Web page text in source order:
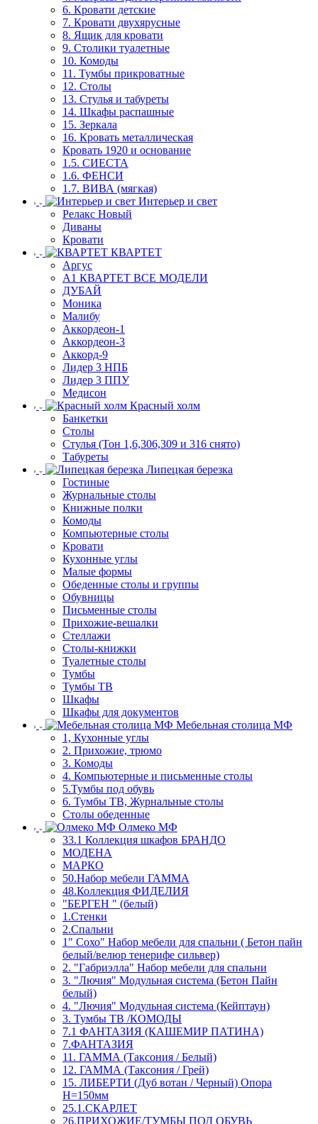
6. Кровати детские
7. Кровати двухярусные
8. Ящик для кровати
9. Столики туалетные
10. Комоды
11. Тумбы прикроватные
12. Столы
13. Стулья и табуреты
14. Шкафы распашные
15. Зеркала
16. Кровать металлическая
Кровать 1920 и основание
1.5. СИЕСТА
1.6. ФЕНСИ
1.7. ВИВА (мягкая)
Интерьер и свет
Релакс Новый
Диваны
Кровати
КВАРТЕТ
Аргус
А1 КВАРТЕТ ВСЕ МОДЕЛИ
ДУБАЙ
Моника
Малибу
Аккордеон-1
Аккордеон-3
Аккорд-9
Лидер 3 НПБ
Лидер 3 ППУ
Медисон
Красный холм
Банкетки
Столы
Стулья (Тон 1,6,306,309 и 316 снято)
Табуреты
Липецкая березка
Гостиные
Журнальные столы
Книжные полки
Комоды
Компьютерные столы
Кровати
Кухонные углы
Малые формы
Обеденные столы и группы
Обувницы
Письменные столы
Прихожие-вешалки
Стеллажи
Столы-книжки
Туалетные столы
Тумбы
Тумбы ТВ
Шкафы
Шкафы для документов
Мебельная столица МФ
1, Кухонные углы
2. Прихожие, трюмо
3. Комоды
4. Компьютерные и письменные столы
5.Тумбы под обувь
6. Тумбы ТВ, Журнальные столы
Столы обеденные
Олмеко МФ
33.1 Коллекция шкафов БРАНДО
МОДЕНА
МАРКО
50.Набор мебели ГАММА
48.Коллекция ФИДЕЛИЯ
"БЕРГЕН " (белый)
1.Стенки
2.Спальни
1" Сохо" Набор мебели для спальни ( Бетон пайн
белый/велюр тенерифе сильвер)
2. "Габриэлла" Набор мебели для спальни
3. "Лючия" Модульная система (Бетон Пайн
белый)
4. "Лючия" Модульная система (Кейптаун)
3. Тумбы ТВ /КОМОДЫ
7.1 ФАНТАЗИЯ (КАШЕМИР ПАТИНА)
7.ФАНТАЗИЯ
11. ГАММА (Таксония / Белый)
12. ГАММА (Таксония / Грей)
15. ЛИБЕРТИ (Дуб вотан / Черный) Опора
Н=150мм
25.1.СКАРЛЕТ
26.ПРИХОЖИЕ/ТУМБЫ ПОД ОБУВЬ